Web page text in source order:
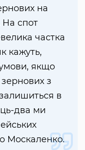
на
На спот
частка
кажуть,
якщо
з
в
два ми
Москаленко.